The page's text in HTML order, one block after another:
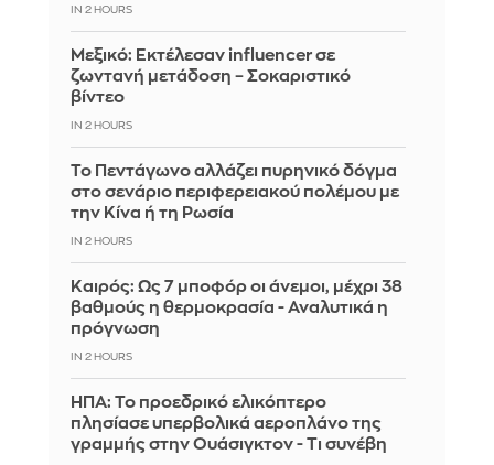
IN 2 HOURS
Μεξικό: Εκτέλεσαν influencer σε
ζωντανή μετάδοση – Σοκαριστικό
βίντεο
IN 2 HOURS
Το Πεντάγωνο αλλάζει πυρηνικό δόγμα
στο σενάριο περιφερειακού πολέμου με
την Κίνα ή τη Ρωσία
IN 2 HOURS
Καιρός: Ως 7 μποφόρ οι άνεμοι, μέχρι 38
βαθμούς η θερμοκρασία - Αναλυτικά η
πρόγνωση
IN 2 HOURS
ΗΠΑ: Το προεδρικό ελικόπτερο
πλησίασε υπερβολικά αεροπλάνο της
γραμμής στην Ουάσιγκτον - Τι συνέβη